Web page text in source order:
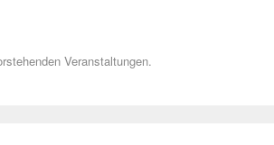
Veranstaltungen.